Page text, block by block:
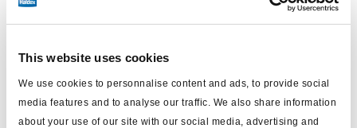
This website uses cookies
We use cookies to personnalise content and ads, to provide social
media features and to analyse our traffic. We also share information
about your use of our site with our social media, advertising and